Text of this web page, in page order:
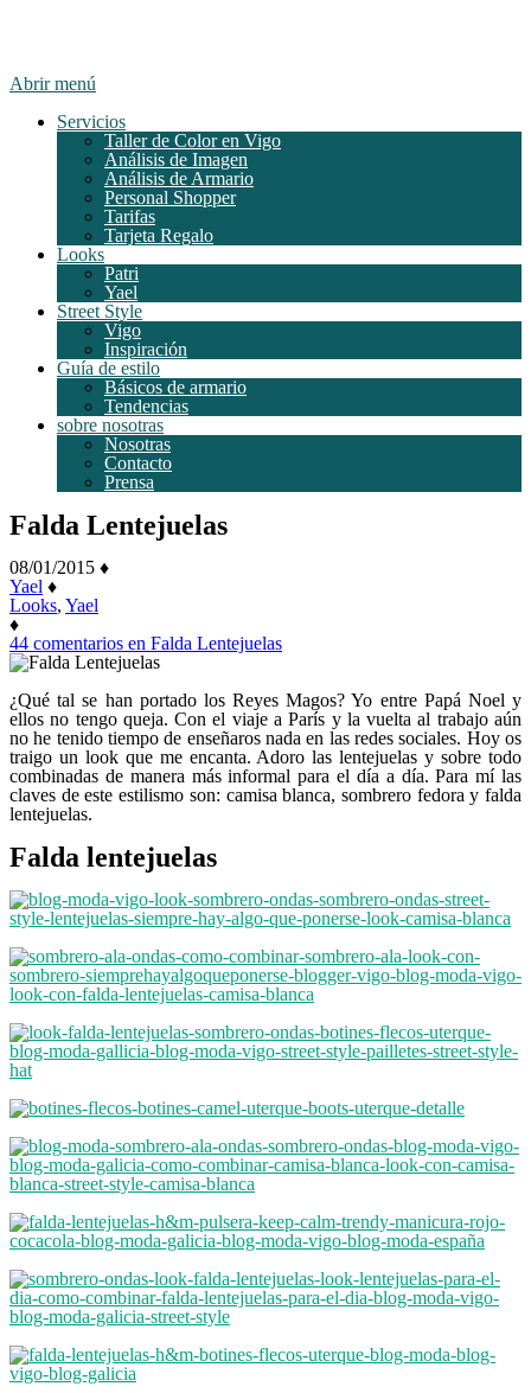
Abrir menú
Servicios
Taller de Color en Vigo
Análisis de Imagen
Análisis de Armario
Personal Shopper
Tarifas
Tarjeta Regalo
Looks
Patri
Yael
Street Style
Vigo
Inspiración
Guía de estilo
Básicos de armario
Tendencias
sobre nosotras
Nosotras
Contacto
Prensa
Falda Lentejuelas
08/01/2015 ♦
Yael ♦
Looks, Yael
♦
44 comentarios en Falda Lentejuelas
¿Qué tal se han portado los Reyes Magos? Yo entre Papá Noel y
ellos no tengo queja. Con el viaje a París y la vuelta al trabajo aún
no he tenido tiempo de enseñaros nada en las redes sociales. Hoy os
traigo un look que me encanta. Adoro las lentejuelas y sobre todo
combinadas de manera más informal para el día a día. Para mí las
claves de este estilismo son: camisa blanca, sombrero fedora y falda
lentejuelas.
Falda lentejuelas